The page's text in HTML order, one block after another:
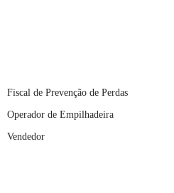
Fiscal de Prevenção de Perdas
Operador de Empilhadeira
Vendedor